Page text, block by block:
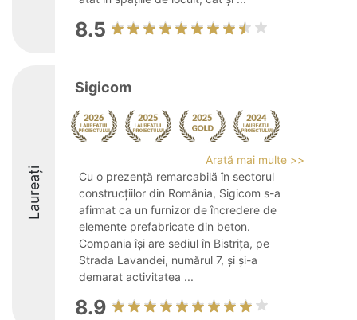
8.5
Laureați
Sigicom
Arată mai multe >>
Cu o prezență remarcabilă în sectorul
construcțiilor din România, Sigicom s-a
afirmat ca un furnizor de încredere de
elemente prefabricate din beton.
Compania își are sediul în Bistrița, pe
Strada Lavandei, numărul 7, și și-a
demarat activitatea ...
8.9